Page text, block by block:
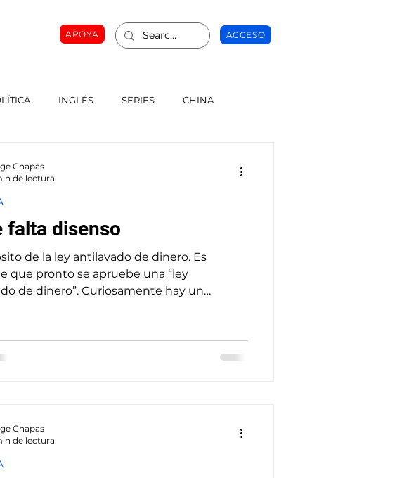
APOYA ACCESO
INGLÉS SERIES CHINA
falta disenso
de la ley antilavado de dinero. Es
que pronto se apruebe una “ley
de dinero”. Curiosamente hay un
de “derecha”: diputados, sector
organizado, columnistas de opinión y
Los
Chapas
de lectura
Chapas
de lectura